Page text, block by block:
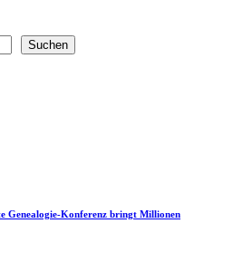
Suchen
Genealogie-Konferenz bringt Millionen